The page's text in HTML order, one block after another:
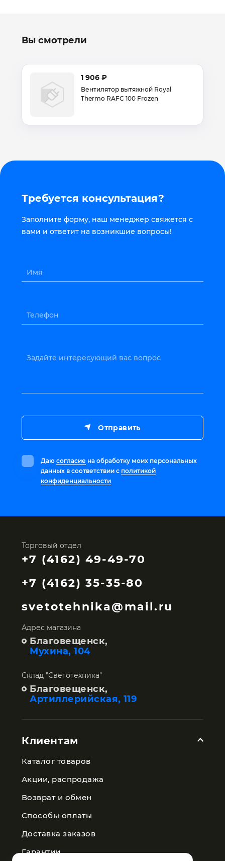
Вы смотрели
1 906 ₽
Вентилятор вытяжной Royal
Thermo RAFC 100 Frozen
Требуется консультация?
Заполните форму, наш менеджер свяжется с
вами и ответит на возникшие вопросы!
Имя
Телефон
Задайте интересующий вас вопрос
Даю согласие на обработку моих персональных
данных в соответствии с политикой
конфиденциальности
Отправить
Торговый отдел
+7 (4162) 49-49-70
+7 (4162) 35-35-80
svetotehnika@mail.ru
Адрес магазина
Благовещенск,
Мухина, 104
Склад "Светотехника"
Благовещенск,
Артиллерийская, 119
Клиентам
Каталог товаров
Акции, распродажа
Возврат и обмен
Способы оплаты
Доставка заказов
Гарантии